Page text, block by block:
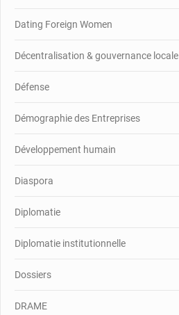
Dating Foreign Women
Décentralisation & gouvernance locale
Défense
Démographie des Entreprises
Développement humain
Diaspora
Diplomatie
Diplomatie institutionnelle
Dossiers
DRAME